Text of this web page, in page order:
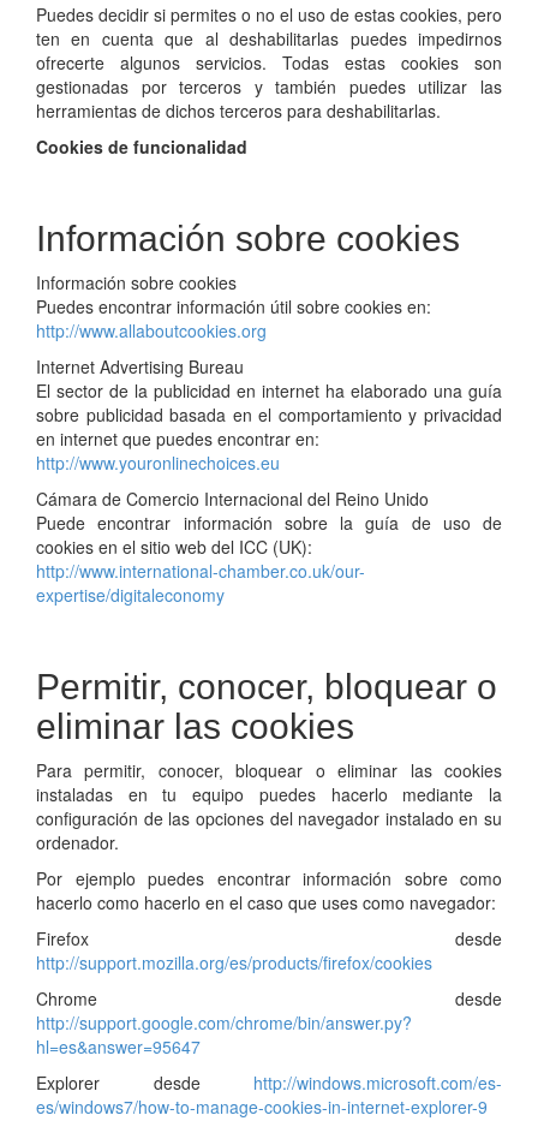
Puedes decidir si permites o no el uso de estas cookies, pero
ten en cuenta que al deshabilitarlas puedes impedirnos
ofrecerte algunos servicios. Todas estas cookies son
gestionadas por terceros y también puedes utilizar las
herramientas de dichos terceros para deshabilitarlas.
Cookies de funcionalidad
Información sobre cookies
Información sobre cookies
Puedes encontrar información útil sobre cookies en:
http://www.allaboutcookies.org
Internet Advertising Bureau
El sector de la publicidad en internet ha elaborado una guía
sobre publicidad basada en el comportamiento y privacidad
en internet que puedes encontrar en:
http://www.youronlinechoices.eu
Cámara de Comercio Internacional del Reino Unido
Puede encontrar información sobre la guía de uso de
cookies en el sitio web del ICC (UK):
http://www.international-chamber.co.uk/our-
expertise/digitaleconomy
Permitir, conocer, bloquear o
eliminar las cookies
Para permitir, conocer, bloquear o eliminar las cookies
instaladas en tu equipo puedes hacerlo mediante la
configuración de las opciones del navegador instalado en su
ordenador.
Por ejemplo puedes encontrar información sobre como
hacerlo como hacerlo en el caso que uses como navegador:
Firefox desde
http://support.mozilla.org/es/products/firefox/cookies
Chrome desde
http://support.google.com/chrome/bin/answer.py?
hl=es&answer=95647
Explorer desde http://windows.microsoft.com/es-
es/windows7/how-to-manage-cookies-in-internet-explorer-9